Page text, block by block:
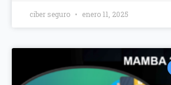
ciber seguro enero 11, 2025